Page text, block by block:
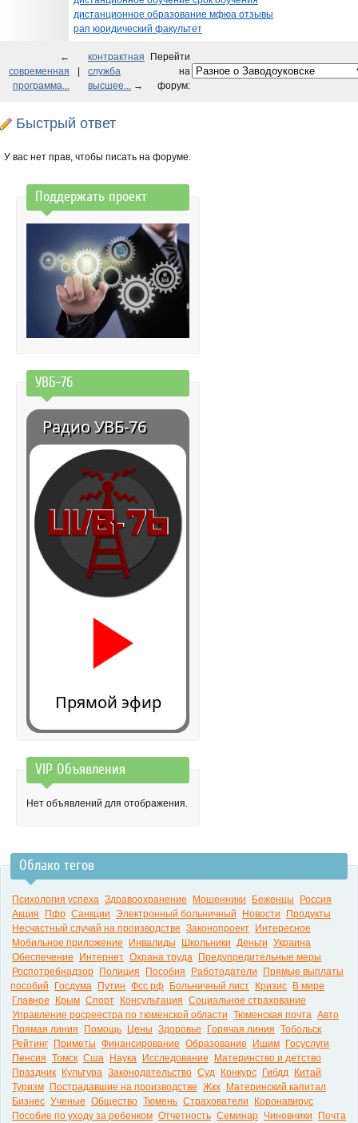
дистанционное образование мфюа отзывы
рап юридический факультет
←
современная
программа...
контрактная
служба
высшее... →
Перейти
на
форум:
Быстрый ответ
У вас нет прав, чтобы писать на форуме.
Поддержать проект
УВБ-76
Радио УВБ-76
0:00
Прямой эфир
VIP Объявления
Нет объявлений для отображения.
Облако тегов
Психология успеха Здравоохранение Мошенники Беженцы
Россия
Акция
Пфр Санкции Электронный больничный Новости
Продукты
Несчастный случай на производстве Законопроект
Интересное
Мобильное приложение
Инвалиды Школьники Деньги Украина
Обеспечение
Интернет Охрана труда
Предупредительные меры
Роспотребнадзор
Полиция Пособия Работодатели
Прямые выплаты
пособий
Госдума Путин Фсс рф Больничный лист Кризис
В мире
Главное
Крым Спорт Консультация Социальное страхование
Управление росреестра по тюменской области Тюменская почта Авто
Прямая линия
Помощь Цены Здоровье Горячая линия Тобольск
Рейтинг
Приметы Финансирование Образование Ишим
Госуслуги
Пенсия Томск Сша Наука Исследование
Материнство и детство
Праздник
Культура Законодательство Суд Конкурс Гибдд
Китай
Туризм
Пострадавшие на производстве Жкх
Материнский капитал
Бизнес Ученые Общество Тюмень Страхователи
Коронавирус
Пособие по уходу за ребенком Отчетность Семинар Чиновники
Почта